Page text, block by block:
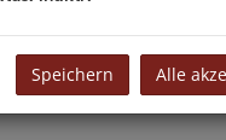
Speichern Alle